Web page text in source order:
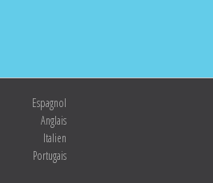
Espagnol
Anglais
Italien
Portugais